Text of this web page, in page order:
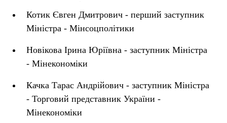
Котик Євген Дмитрович - перший заступник
Міністра - Мінсоцполітики
Новікова Ірина Юріївна - заступник Міністра
- Мінекономіки
Качка Тарас Андрійович - заступник Міністра
- Торговий представник України -
Мінекономіки